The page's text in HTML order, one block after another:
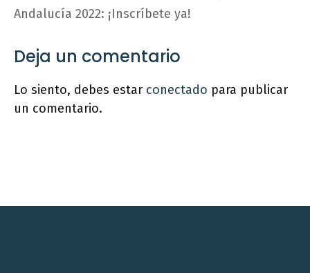
Andalucía 2022: ¡Inscríbete ya!
Deja un comentario
Lo siento, debes estar conectado para publicar
un comentario.